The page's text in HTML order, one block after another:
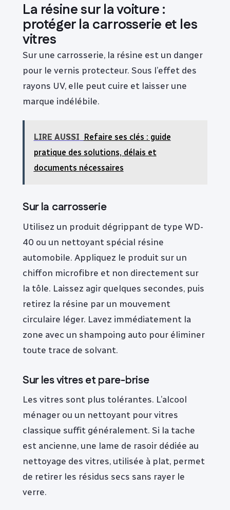
La résine sur la voiture :
protéger la carrosserie et les
vitres
Sur une carrosserie, la résine est un danger
pour le vernis protecteur. Sous l’effet des
rayons UV, elle peut cuire et laisser une
marque indélébile.
LIRE AUSSI
Refaire ses clés : guide
pratique des solutions, délais et
documents nécessaires
Sur la carrosserie
Utilisez un produit dégrippant de type WD-
40 ou un nettoyant spécial résine
automobile. Appliquez le produit sur un
chiffon microfibre et non directement sur
la tôle. Laissez agir quelques secondes, puis
retirez la résine par un mouvement
circulaire léger. Lavez immédiatement la
zone avec un shampoing auto pour éliminer
toute trace de solvant.
Sur les vitres et pare-brise
Les vitres sont plus tolérantes. L’alcool
ménager ou un nettoyant pour vitres
classique suffit généralement. Si la tache
est ancienne, une lame de rasoir dédiée au
nettoyage des vitres, utilisée à plat, permet
de retirer les résidus secs sans rayer le
verre.